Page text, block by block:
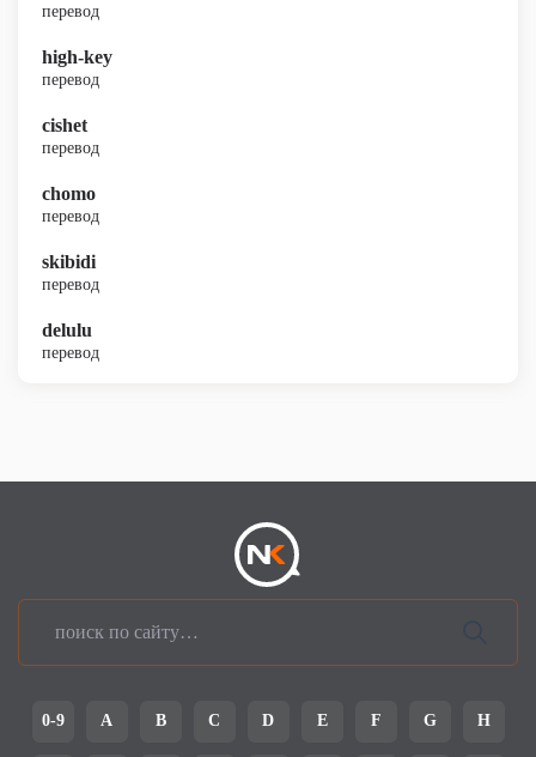
перевод
high-key
перевод
cishet
перевод
chomo
перевод
skibidi
перевод
delulu
перевод
0-9 A B C D E F G H